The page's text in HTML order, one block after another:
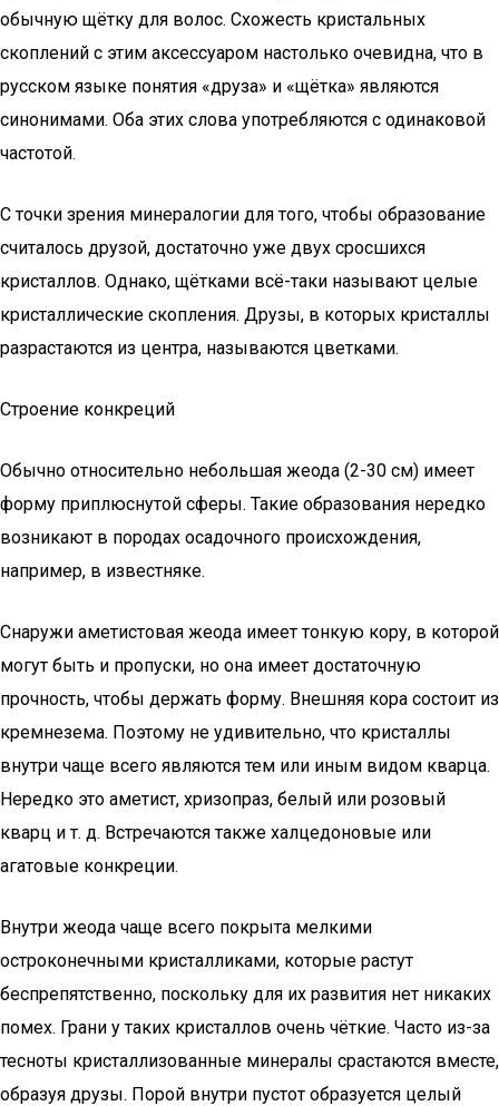
обычную щётку для волос. Схожесть кристальных
скоплений с этим аксессуаром настолько очевидна, что в
русском языке понятия «друза» и «щётка» являются
синонимами. Оба этих слова употребляются с одинаковой
частотой.
С точки зрения минералогии для того, чтобы образование
считалось друзой, достаточно уже двух сросшихся
кристаллов. Однако, щётками всё-таки называют целые
кристаллические скопления. Друзы, в которых кристаллы
разрастаются из центра, называются цветками.
Строение конкреций
Обычно относительно небольшая жеода (2-30 см) имеет
форму приплюснутой сферы. Такие образования нередко
возникают в породах осадочного происхождения,
например, в известняке.
Снаружи аметистовая жеода имеет тонкую кору, в которой
могут быть и пропуски, но она имеет достаточную
прочность, чтобы держать форму. Внешняя кора состоит из
кремнезема. Поэтому не удивительно, что кристаллы
внутри чаще всего являются тем или иным видом кварца.
Нередко это аметист, хризопраз, белый или розовый
кварц и т. д. Встречаются также халцедоновые или
агатовые конкреции.
Внутри жеода чаще всего покрыта мелкими
остроконечными кристалликами, которые растут
беспрепятственно, поскольку для их развития нет никаких
помех. Грани у таких кристаллов очень чёткие. Часто из-за
тесноты кристаллизованные минералы срастаются вместе,
образуя друзы. Порой внутри пустот образуется целый